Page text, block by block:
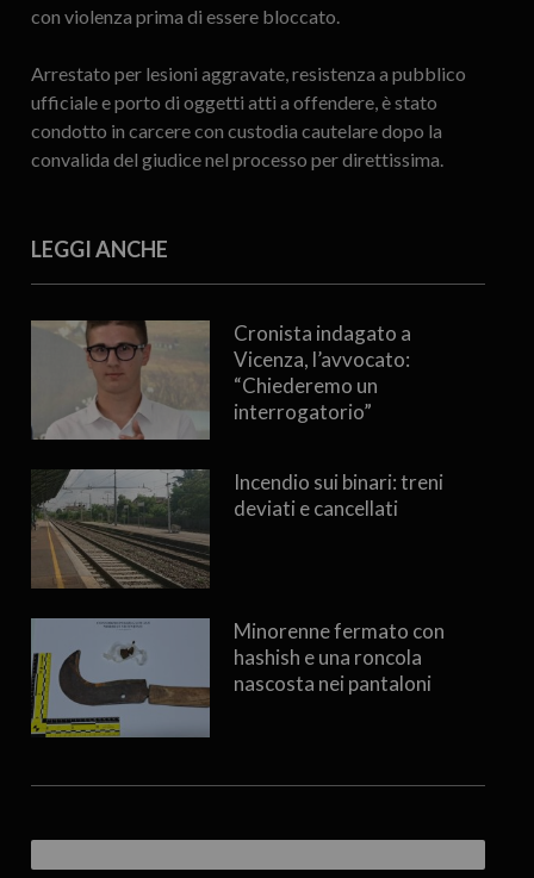
con violenza prima di essere bloccato.
Arrestato per lesioni aggravate, resistenza a pubblico
ufficiale e porto di oggetti atti a offendere, è stato
condotto in carcere con custodia cautelare dopo la
convalida del giudice nel processo per direttissima.
LEGGI ANCHE
Cronista indagato a
Vicenza, l’avvocato:
“Chiederemo un
interrogatorio”
Incendio sui binari: treni
deviati e cancellati
Minorenne fermato con
hashish e una roncola
nascosta nei pantaloni